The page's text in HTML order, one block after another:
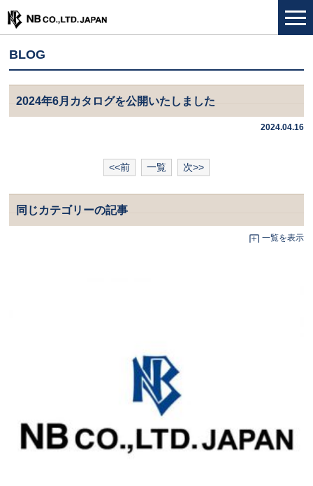
BLOG
2024年6月カタログを公開いたしました
2024.04.16
<<前 一覧 次>>
同じカテゴリーの記事
一覧を表示